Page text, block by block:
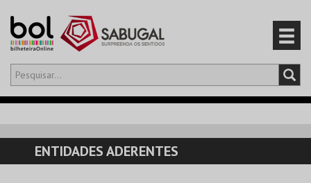
Olá,iniciar sessão
CARRINHO
EVENTOS
ENTIDADES ADERENTES